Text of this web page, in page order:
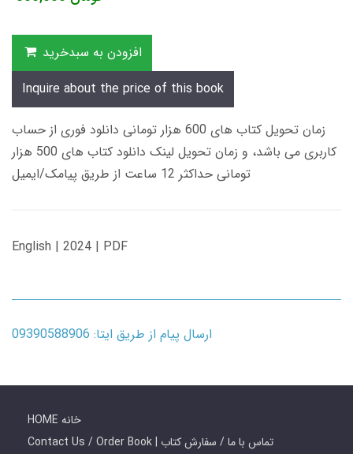
افزودن به سبدخرید
Inquire about the price of this book
زمان تحویل کتاب های 600 هزار تومانی دانلود فوری از حساب
کاربری می باشد، و زمان تحویل لینک دانلود کتاب های 500 هزار
تومانی حداکثر 12 ساعت از طریق پیامک/ایمیل
English | 2024 | PDF
ارسال پیام از طریق ایتا: 09390588906
HOME خانه
Contact Us / Order Book | تماس با ما / سفارش کتاب